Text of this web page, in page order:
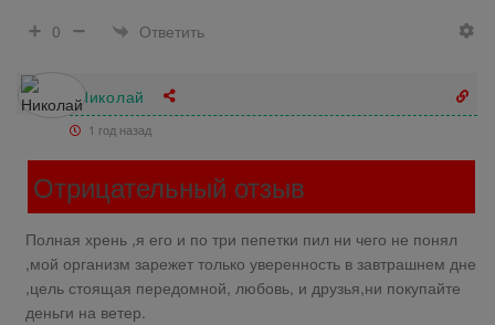
0
Ответить
Николай
1 год назад
Отрицательный отзыв
Полная хрень ,я его и по три пепетки пил ни чего не понял
,мой организм зарежет только уверенность в завтрашнем дне
,цель стоящая передомной, любовь, и друзья,ни покупайте
деньги на ветер.